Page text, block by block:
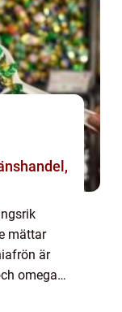
mättar
är
omega-